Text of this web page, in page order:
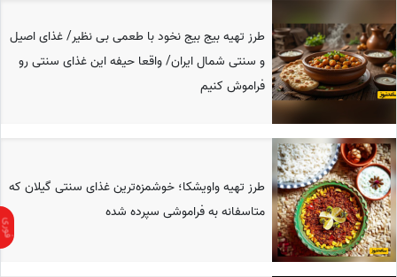
طرز تهیه بیج بیج نخود با طعمی بی نظیر/ غذای اصیل
و سنتی شمال ایران/ واقعا حیفه این غذای سنتی رو
فراموش کنیم
طرز تهیه واویشکا؛ خوشمزه‌ترین غذای سنتی گیلان که
متاسفانه به فراموشی سپرده شده